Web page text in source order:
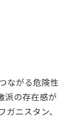
ながる危険性
派の存在感が
ニスタン、